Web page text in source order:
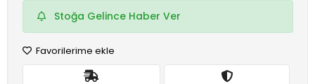
Stoğa Gelince Haber Ver
Favorilerime ekle